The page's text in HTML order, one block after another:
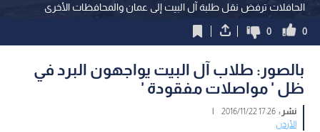
الحافلات ترفض نقل طلبة آل البيت إلى عمان والمحافظات الأخرى
0
0
بالصور: طلاب آل البيت يواجهون البرد في
ظل ' مواصلات مفقودة '
نشر :17:26 2016/11/22
|
الأردن